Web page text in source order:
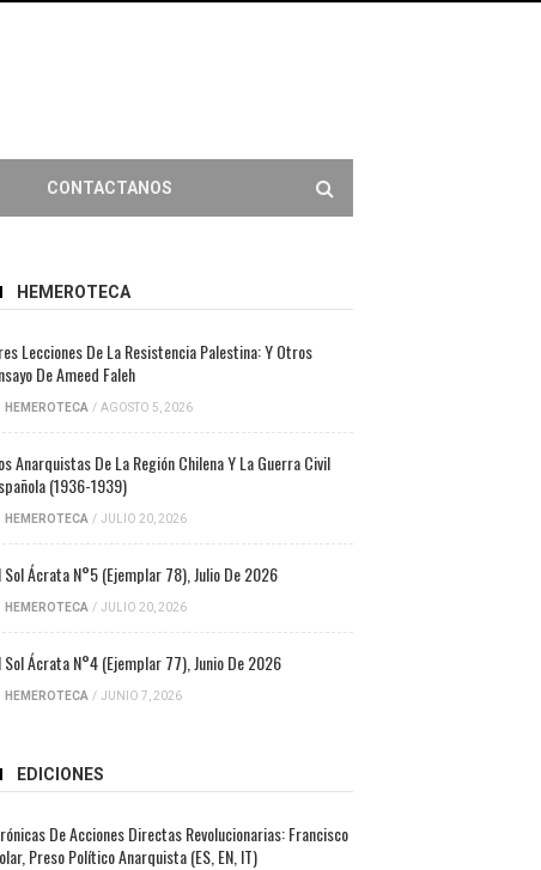
CONTACTANOS
HEMEROTECA
Lecciones De La Resistencia Palestina: Y Otros
De Ameed Faleh
HEMEROTECA / AGOSTO 5, 2026
Anarquistas De La Región Chilena Y La Guerra Civil
(1936-1939)
HEMEROTECA / JULIO 20, 2026
Sol Ácrata N°5 (ejemplar 78), Julio De 2026
HEMEROTECA / JULIO 20, 2026
Sol Ácrata N°4 (ejemplar 77), Junio De 2026
HEMEROTECA / JUNIO 7, 2026
EDICIONES
De Acciones Directas Revolucionarias: Francisco
Preso Político Anarquista (ES, EN, IT)